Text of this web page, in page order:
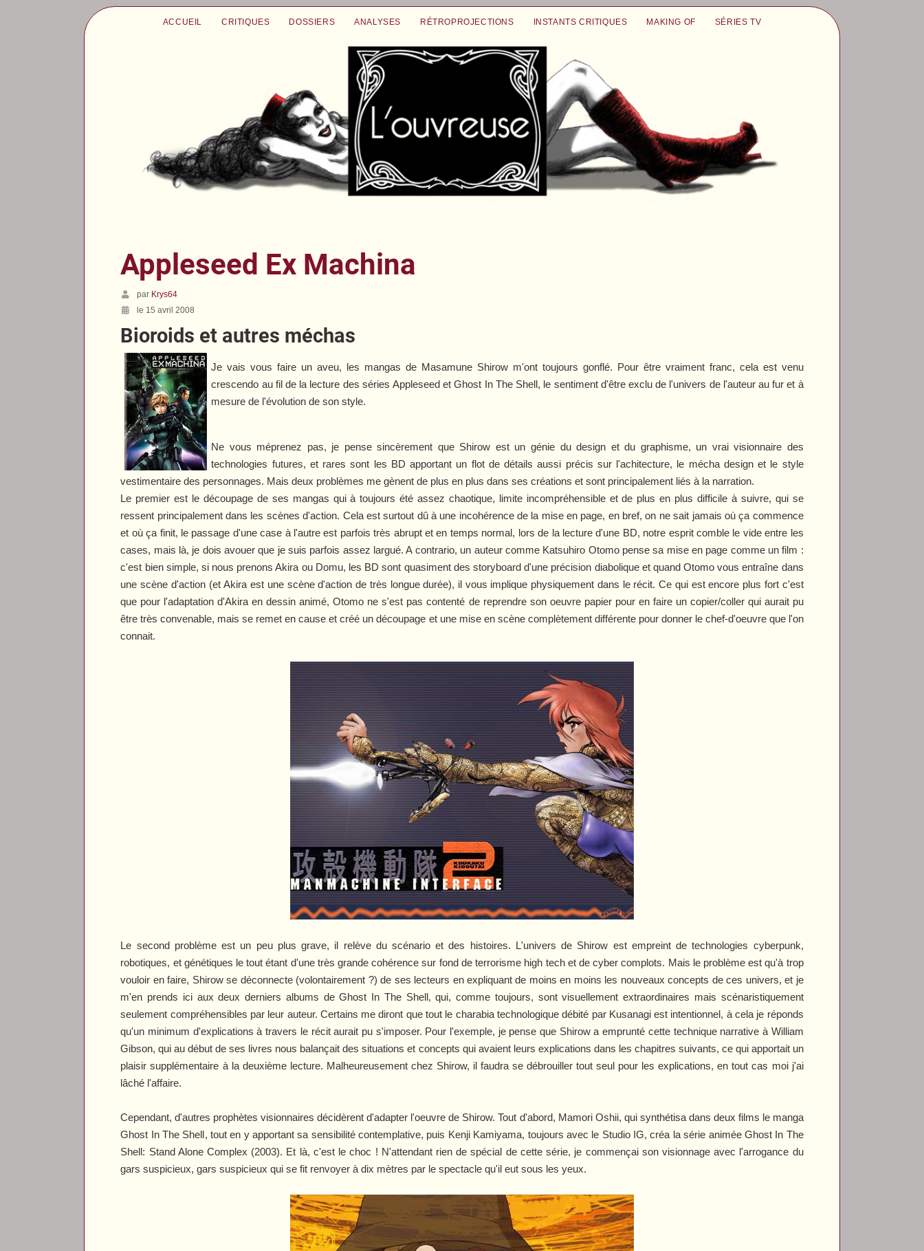
ACCUEIL CRITIQUES DOSSIERS ANALYSES RÉTROPROJECTIONS INSTANTS CRITIQUES MAKING OF SÉRIES TV
Appleseed Ex Machina
par Krys64
le 15 avril 2008
Bioroids et autres méchas
Je vais vous faire un aveu, les mangas de Masamune Shirow m'ont toujours gonflé. Pour être vraiment franc, cela est venu
crescendo au fil de la lecture des sériesAppleseed etGhost In The Shell, le sentiment d'être exclu de l'univers de l'auteur au fur et à
mesure de l'évolution de son style.
Ne vous méprenez pas, je pense sincèrement que Shirow est un génie du design et du graphisme, un vrai visionnaire des
technologies futures, et rares sont les BD apportant un flot de détails aussi précis sur l'achitecture, le mécha design et le style
vestimentaire des personnages. Mais deux problèmes me gènent de plus en plus dans ses créations et sont principalement liés à la narration.
Le premier est le découpage de ses mangas qui à toujours été assez chaotique, limite incompréhensible et de plus en plus difficile à suivre, qui se
ressent principalement dans les scènes d'action. Cela est surtout dû à une incohérence de la mise en page, en bref, on ne sait jamais où ça commence
et où ça finit, le passage d'une case à l'autre est parfois très abrupt et en temps normal, lors de la lecture d'une BD, notre esprit comble le vide entre les
cases, mais là, je dois avouer que je suis parfois assez largué. A contrario, un auteur comme Katsuhiro Otomo pense sa mise en page comme un film :
c'est bien simple, si nous prenons Akira ou Domu, les BD sont quasiment des storyboard d'une précision diabolique et quand Otomo vous entraîne dans
une scène d'action (etAkira est une scène d'action de très longue durée), il vous implique physiquement dans le récit. Ce qui est encore plus fort c'est
que pour l'adaptation d'Akira en dessin animé, Otomo ne s'est pas contenté de reprendre son oeuvre papier pour en faire un copier/coller qui aurait pu
être très convenable, mais se remet en cause et créé un découpage et une mise en scène complètement différente pour donner le chef-d'oeuvre que l'on
connait.
Le second problème est un peu plus grave, il relève du scénario et des histoires. L'univers de Shirow est empreint de technologies cyberpunk,
robotiques, et génétiques le tout étant d'une très grande cohérence sur fond de terrorisme high tech et de cyber complots. Mais le problème est qu'à trop
vouloir en faire, Shirow se déconnecte (volontairement ?) de ses lecteurs en expliquant de moins en moins les nouveaux concepts de ces univers, et je
m'en prends ici aux deux derniers albums deGhost In The Shell, qui, comme toujours, sont visuellement extraordinaires mais scénaristiquement
seulement compréhensibles par leur auteur. Certains me diront que tout le charabia technologique débité par Kusanagi est intentionnel, à cela je réponds
qu'un minimum d'explications à travers le récit aurait pu s'imposer. Pour l'exemple, je pense que Shirow a emprunté cette technique narrative à William
Gibson, qui au début de ses livres nous balançait des situations et concepts qui avaient leurs explications dans les chapitres suivants, ce qui apportait un
plaisir supplémentaire à la deuxième lecture. Malheureusement chez Shirow, il faudra se débrouiller tout seul pour les explications, en tout cas moi j'ai
lâché l'affaire.
Cependant, d'autres prophètes visionnaires décidèrent d'adapter l'oeuvre de Shirow. Tout d'abord, Mamori Oshii, qui synthétisa dans deux films le manga
Ghost In The Shell, tout en y apportant sa sensibilité contemplative, puis Kenji Kamiyama, toujours avec le Studio IG, créa la série animéeGhost In The
Shell: Stand Alone Complex (2003). Et là, c'est le choc ! N'attendant rien de spécial de cette série, je commençai son visionnage avec l'arrogance du
gars suspicieux, gars suspicieux qui se fit renvoyer à dix mètres par le spectacle qu'il eut sous les yeux.